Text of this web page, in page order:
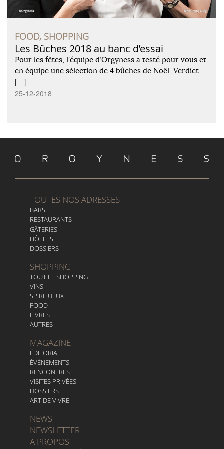
FOOD, SHOPPING
Les Bûches 2018 au banc d’essai
Pour les fêtes, l’équipe d’Orgyness a testé pour vous et
en équipe une sélection de 4 bûches de Noël. Verdict
[…]
25-12-2018
TOUTES NOS ADRESSES
BARS
RESTAURANTS
GÂTERIES
HÔTELS
DOSSIERS
SHOPPING
TOUT LE SHOPPING
VINS
SPIRITUEUX
FOOD
LIVRES
AUTRES
MAGAZINE
ÉDITORIAL
ÉVÈNEMENTS
RENCONTRES
VISITES PRIVÉES
DOSSIERS
ART DE VIVRE
NEWS
NEWSLETTER
A PROPOS